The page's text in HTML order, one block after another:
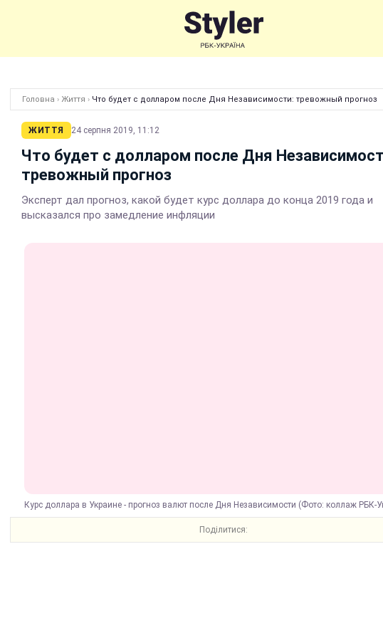
Головна › Життя › Что будет с долларом после Дня Независимости: тревожный прогноз
ЖИТТЯ 24 серпня 2019, 11:12
Что будет с долларом после Дня
тревожный прогноз
Эксперт дал прогноз, какой будет курс доллара до конца 2019 года и
высказался про замедление инфляции
Курс доллара в Украине - прогноз валют после Дня Независимости (Фото: коллаж РБК-
Поділитися: